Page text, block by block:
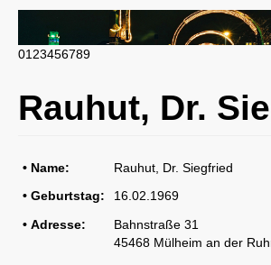
CDU Slider 03
CDU Slider 04
01 23456789
Rauhut, Dr.
• Name:
Rauhut, Dr. Siegfried
• Geburtstag:
16.02.1969
• Adresse:
Bahnstraße 31
45468 Mülheim an der